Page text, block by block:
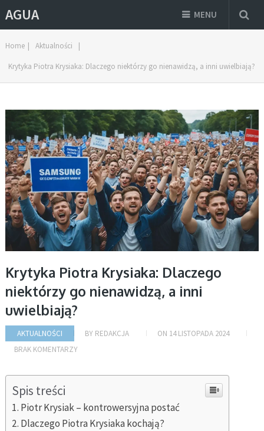
AGUA MENU
Home | Aktualności |
Krytyka Piotra Krysiaka: Dlaczego niektórzy go nienawidzą, a inni uwielbiają?
Krytyka Piotra Krysiaka: Dlaczego
niektórzy go nienawidzą, a inni
uwielbiają?
AKTUALNOŚCI BY REDAKCJA ON 14 LISTOPADA 2024
BRAK KOMENTARZY
Spis treści
Piotr Krysiak – kontrowersyjna postać
Dlaczego Piotra Krysiaka kochają?